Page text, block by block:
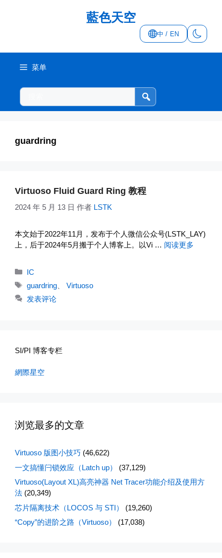
藍色天空
中 / EN
菜单
搜
索
guardring
Virtuoso Fluid Guard Ring 教程
2024 年 5 月 13 日 作者 LSTK
本文始于2022年11月，发布于个人微信公众号(LSTK_LAY)
上，后于2024年5月搬于个人博客上。以Vi … 阅读更多
分
IC
标
签
guardring
Virtuoso
发表评论
SI/PI 博客专栏
網際星空
浏览最多的文章
Virtuoso 版图小技巧 (46,622)
一文搞懂闩锁效应（Latch up）
(37,129)
Virtuoso(Layout XL)高亮神器 Net Tracer功能介绍及使用方
法 (20,349)
芯片隔离技术（LOCOS 与 STI）
(19,260)
“Copy”的进阶之路（Virtuoso）
(17,038)